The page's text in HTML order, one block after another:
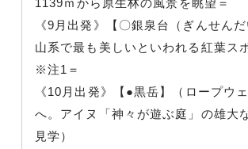
《9月出発》【〇銀泉台（ぎんせん
山系で最も美しいといわれる紅葉ス
※注1＝
《10月出発》【●黒岳】（ロープウ
へ。アイヌ「神々が遊ぶ庭」の雄大
見学）